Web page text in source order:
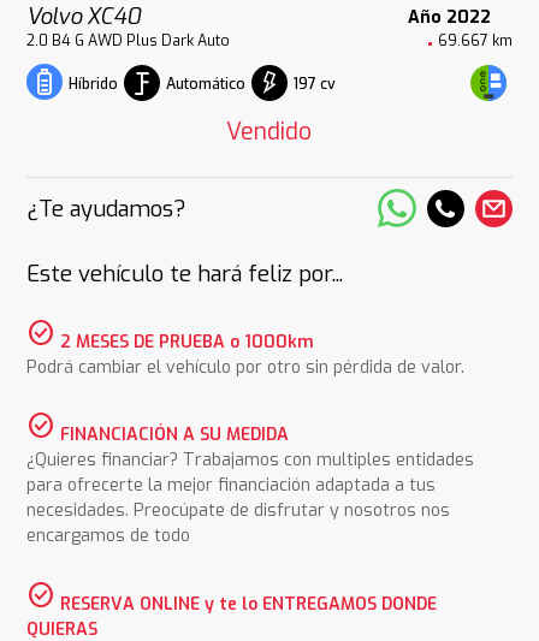
Volvo XC40 Año 2022
2.0 B4 G AWD Plus Dark Auto 69.667 km
Híbrido Automático 197 cv
Vendido
¿Te ayudamos?
Este vehículo te hará feliz por...
check_circle 2 MESES DE PRUEBA o 1000km
Podrá cambiar el vehículo por otro sin pérdida de valor.
check_circle FINANCIACIÓN A SU MEDIDA
¿Quieres financiar? Trabajamos con multiples entidades
para ofrecerte la mejor financiación adaptada a tus
necesidades. Preocúpate de disfrutar y nosotros nos
encargamos de todo
check_circle RESERVA ONLINE y te lo ENTREGAMOS DONDE
QUIERAS